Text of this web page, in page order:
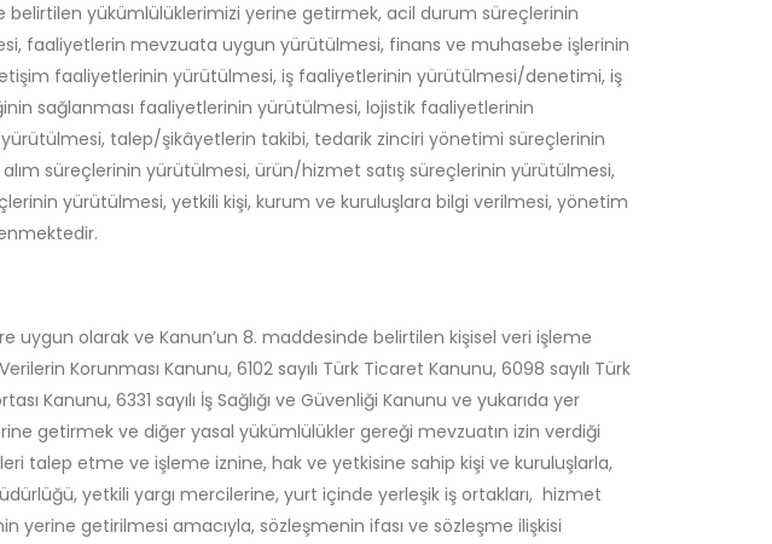
belirtilen yükümlülüklerimizi yerine getirmek, acil durum süreçlerinin
faaliyetlerin mevzuata uygun yürütülmesi, finans ve muhasebe işlerinin
faaliyetlerinin yürütülmesi, iş faaliyetlerinin yürütülmesi/denetimi, iş
sağlanması faaliyetlerinin yürütülmesi, lojistik faaliyetlerinin
talep/şikâyetlerin takibi, tedarik zinciri yönetimi süreçlerinin
süreçlerinin yürütülmesi, ürün/hizmet satış süreçlerinin yürütülmesi,
yürütülmesi, yetkili kişi, kurum ve kuruluşlara bilgi verilmesi, yönetim
uygun olarak ve Kanun’un 8. maddesinde belirtilen kişisel veri işleme
Korunması Kanunu, 6102 sayılı Türk Ticaret Kanunu, 6098 sayılı Türk
Kanunu, 6331 sayılı İş Sağlığı ve Güvenliği Kanunu ve yukarıda yer
getirmek ve diğer yasal yükümlülükler gereği mevzuatın izin verdiği
talep etme ve işleme iznine, hak ve yetkisine sahip kişi ve kuruluşlarla,
yetkili yargı mercilerine, yurt içinde yerleşik iş ortakları, hizmet
yerine getirilmesi amacıyla, sözleşmenin ifası ve sözleşme ilişkisi